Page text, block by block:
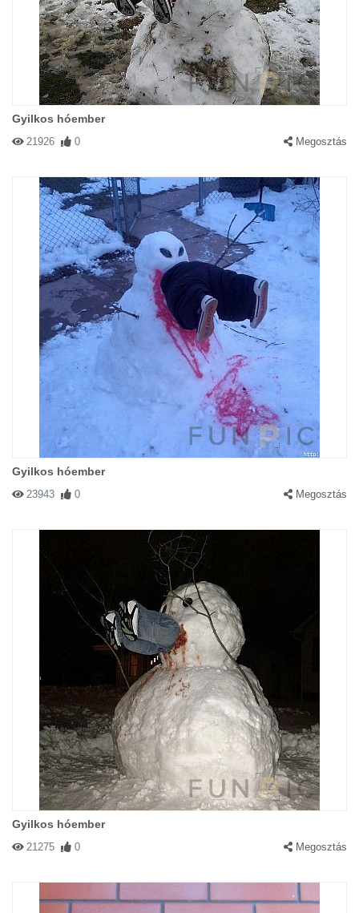
Gyilkos hóember
21926 0 Megosztás
Gyilkos hóember
23943 0 Megosztás
Gyilkos hóember
21275 0 Megosztás